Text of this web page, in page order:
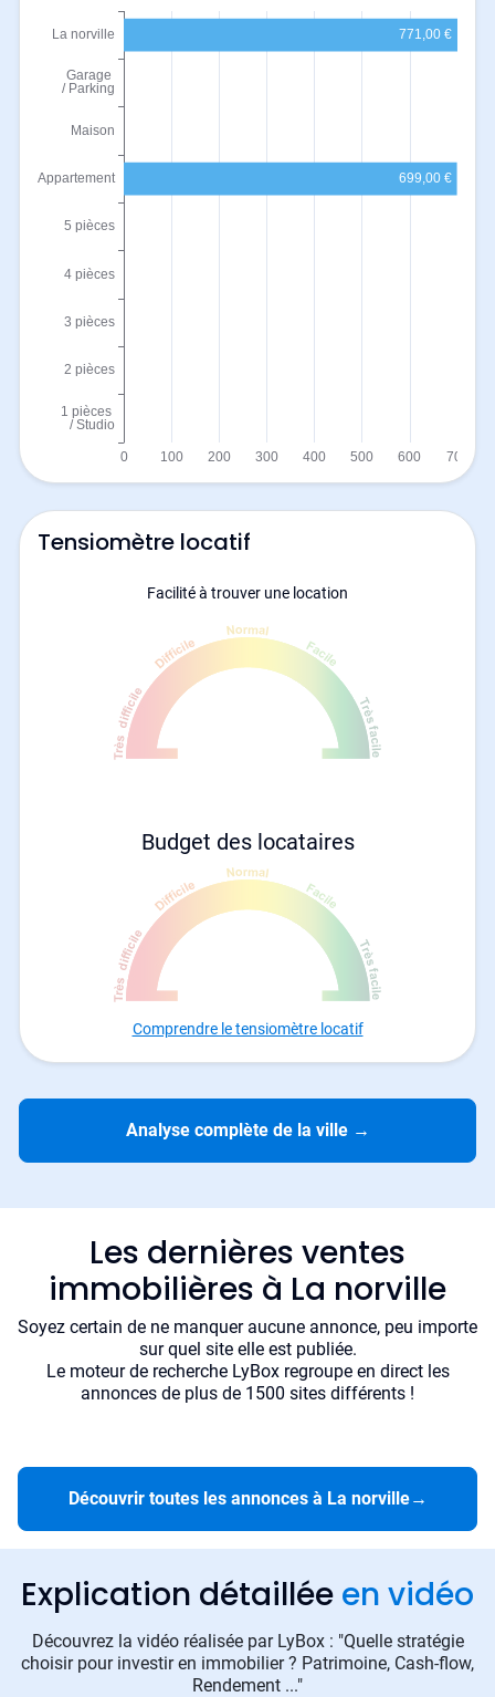
Tensiomètre locatif
Facilité à trouver une location
Budget des locataires
Comprendre le tensiomètre locatif
Analyse complète de la ville →
Les dernières ventes
immobilières à La norville
Soyez certain de ne manquer aucune annonce, peu importe
sur quel site elle est publiée.
Le moteur de recherche LyBox regroupe en direct les
annonces de plus de 1500 sites différents !
Découvrir toutes les annonces à La norville→
Explication détaillée en vidéo
Découvrez la vidéo réalisée par LyBox : "Quelle stratégie
choisir pour investir en immobilier ? Patrimoine, Cash-flow,
Rendement ..."